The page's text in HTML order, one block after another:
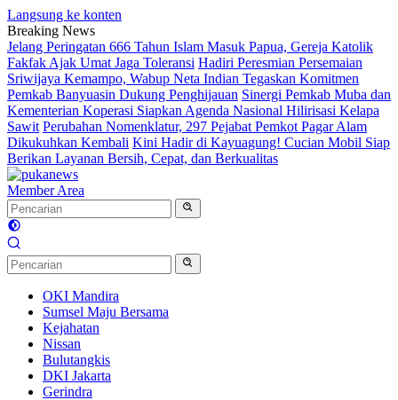
Langsung ke konten
Breaking News
Jelang Peringatan 666 Tahun Islam Masuk Papua, Gereja Katolik
Fakfak Ajak Umat Jaga Toleransi Hadiri Peresmian Persemaian
Sriwijaya Kemampo, Wabup Neta Indian Tegaskan Komitmen
Pemkab Banyuasin Dukung Penghijauan Sinergi Pemkab Muba dan
Kementerian Koperasi Siapkan Agenda Nasional Hilirisasi Kelapa
Sawit Perubahan Nomenklatur, 297 Pejabat Pemkot Pagar Alam
Dikukuhkan Kembali Kini Hadir di Kayuagung! Cucian Mobil Siap
Berikan Layanan Bersih, Cepat, dan Berkualitas
Member Area
OKI Mandira
Sumsel Maju Bersama
Kejahatan
Nissan
Bulutangkis
DKI Jakarta
Gerindra